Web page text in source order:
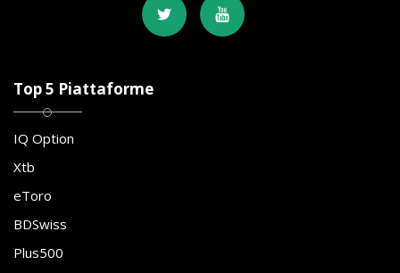
Top 5 Piattaforme
IQ Option
Xtb
eToro
BDSwiss
Plus500